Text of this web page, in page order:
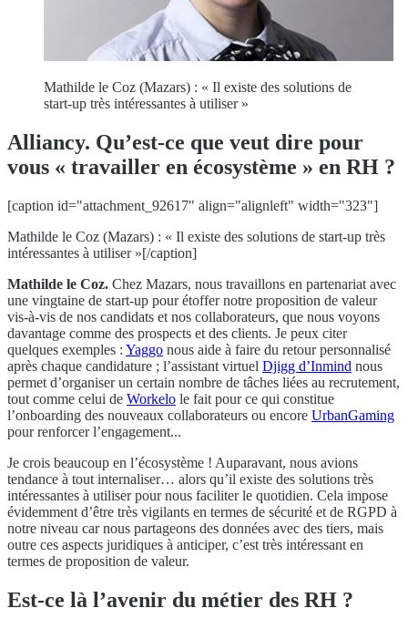
Mathilde le Coz (Mazars) : « Il existe des solutions de
start-up très intéressantes à utiliser »
Alliancy. Qu’est-ce que veut dire pour
vous « travailler en écosystème » en RH ?
[caption id="attachment_92617" align="alignleft" width="323"]
Mathilde le Coz (Mazars) : « Il existe des solutions de start-up très
intéressantes à utiliser »[/caption]
Mathilde le Coz. Chez Mazars, nous travaillons en partenariat avec
une vingtaine de start-up pour étoffer notre proposition de valeur
vis-à-vis de nos candidats et nos collaborateurs, que nous voyons
davantage comme des prospects et des clients. Je peux citer
quelques exemples : Yaggo nous aide à faire du retour personnalisé
après chaque candidature ; l’assistant virtuel Djigg d’Inmind nous
permet d’organiser un certain nombre de tâches liées au recrutement,
tout comme celui de Workelo le fait pour ce qui constitue
l’onboarding des nouveaux collaborateurs ou encore UrbanGaming
pour renforcer l’engagement...
Je crois beaucoup en l’écosystème ! Auparavant, nous avions
tendance à tout internaliser… alors qu’il existe des solutions très
intéressantes à utiliser pour nous faciliter le quotidien. Cela impose
évidemment d’être très vigilants en termes de sécurité et de RGPD à
notre niveau car nous partageons des données avec des tiers, mais
outre ces aspects juridiques à anticiper, c’est très intéressant en
termes de proposition de valeur.
Est-ce là l’avenir du métier des RH ?